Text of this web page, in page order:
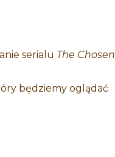
serialu The Chosen
będziemy oglądać